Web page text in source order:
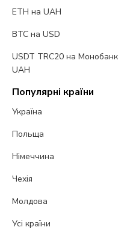
ETH на UAH
BTC на USD
USDT TRC20 на Монобанк
UAH
Популярні країни
Україна
Польща
Німеччина
Чехія
Молдова
Усі країни